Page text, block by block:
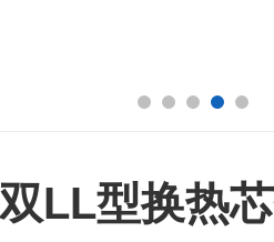
LL型换热